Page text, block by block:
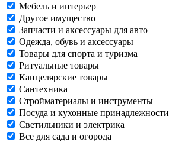
Мебель и интерьер
Другое имущество
Запчасти и аксессуары для авто
Одежда, обувь и аксессуары
Товары для спорта и туризма
Ритуальные товары
Канцелярские товары
Сантехника
Стройматериалы и инструменты
Посуда и кухонные принадлежности
Светильники и электрика
Все для сада и огорода